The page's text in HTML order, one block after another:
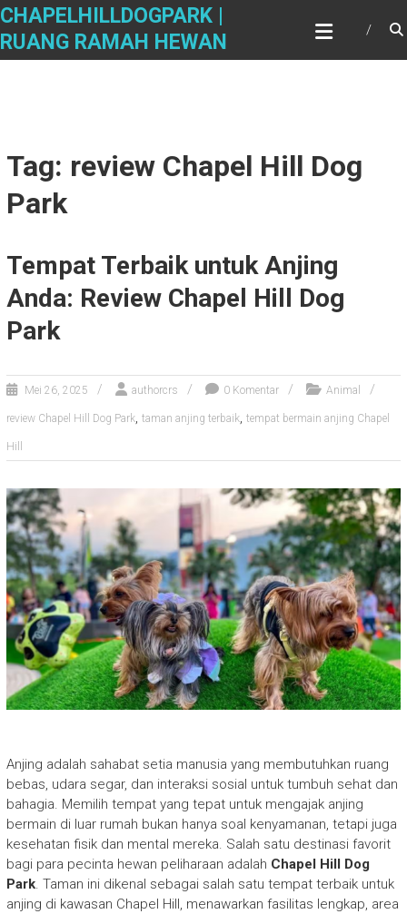
Skip
content
CHAPELHILLDOGPARK |
RUANG RAMAH HEWAN
Tag: review Chapel Hill Dog
Park
Tempat Terbaik untuk Anjing
Anda: Review Chapel Hill Dog
Park
Mei 26, 2025 authorcrs 0 Komentar Animal
review Chapel Hill Dog Park, taman anjing terbaik, tempat bermain anjing Chapel
Hill
Anjing adalah sahabat setia manusia yang membutuhkan ruang
bebas, udara segar, dan interaksi sosial untuk tumbuh sehat dan
bahagia. Memilih tempat yang tepat untuk mengajak anjing
bermain di luar rumah bukan hanya soal kenyamanan, tetapi juga
kesehatan fisik dan mental mereka. Salah satu destinasi favorit
bagi para pecinta hewan peliharaan adalah Chapel Hill Dog
Park. Taman ini dikenal sebagai salah satu tempat terbaik untuk
anjing di kawasan Chapel Hill, menawarkan fasilitas lengkap, area